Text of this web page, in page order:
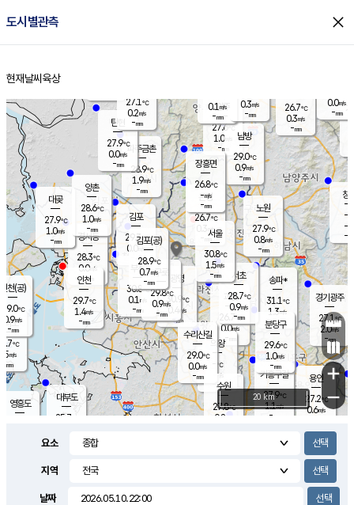
도시별관측 close
홈
현재날씨 육상
의도
℃
m/s
mm
영흥도
양주
27.6℃
1.0
-mm
과천
26.7℃
0.0m/s
- mm
용인
27.2℃
0.6m/s
경기광주
27.1℃
2.0m/s
-mm
0.3m/s
대부도
25.7
경서동
28.3℃
0.0m/s
-mm
파주금촌
28.9℃
1.9m/s
-mm
26.7℃
0.3m/s
-mm
대곶
27.9℃
1.0m/s
-mm
창
-
-m/
-
탄현
27.9℃
0.0m/s
-mm
0.0m/s
-mm
의왕
- ℃
m/s
mm
김포
29.3℃
0.0 m/s
mm
광명
30.9 ℃
0.4 m/s
-mm
부천
30.8℃
0.1 m/s
-mm
양촌
28.6℃
1.0m/s
-mm
구로
29.8℃
0.9m/s
-mm
은평
26.7℃
0.3 m/s
- mm
노원
27.9℃
0.8m/s
-mm
송파*
31.1℃
1.3m/s
-mm
서초
28.7℃
0.9m/s
-mm
남방
29.0℃
0.9m/s
-mm
기흥구갈
27.9℃
1.1m/s
-
수리산길
29.0℃
0.0m/s
-mm
분당구
29.6℃
1.0m/s
-mm
장흥면
26.8℃
-m/s
-mm
0.1 m/s
-mm
인천(공)
29.0℃
0.9m/s
-mm
김포(공)
28.9℃
0.7m/s
-mm
수원
27.8℃
0.8 m/s
인천
29.7℃
1.4m/s
-mm
서울
30.8℃
1.5m/s
-mm
27.1℃
0.2m/s
-mm
0.3m/s
-mm
+
−
20 km
요소
지역
날짜